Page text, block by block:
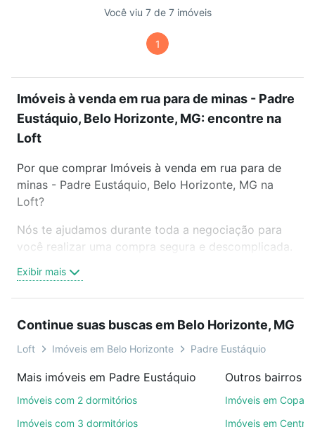
Você viu 7 de 7 imóveis
1
Imóveis à venda em rua para de minas - Padre
Eustáquio, Belo Horizonte, MG: encontre na
Loft
Por que comprar Imóveis à venda em rua para de
minas - Padre Eustáquio, Belo Horizonte, MG na
Loft?
Nós te ajudamos durante toda a negociação para
você realizar uma compra segura e descomplicada.
trabalho e do metrô, aqui você vai encontrar a
oferta ideal de Imóveis à venda em rua para de
conquistar seu sonho. Agende uma visita presencial
ou por videochamada, é grátis, sem compromisso e
imobiliárias te ajudando na compra, venda ou troca
de imóveis.
Como escolher um imóvel?
Exibir mais
Continue suas buscas em Belo Horizonte, MG
Loft Imóveis em Belo Horizonte Padre Eustáquio
Mais imóveis em Padre Eustáquio
Imóveis com 2 dormitórios
Imóveis com 3 dormitórios
Imóveis em
Imóveis em Centro